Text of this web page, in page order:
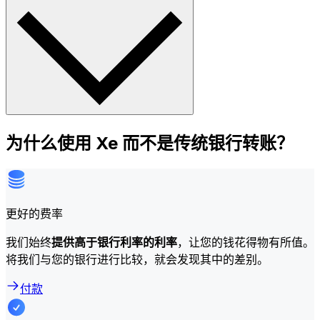
为什么使用 Xe 而不是传统银行转账？
更好的费率
我们始终提供高于银行利率的利率，让您的钱花得物有所值。
将我们与您的银行进行比较，就会发现其中的差别。
付款